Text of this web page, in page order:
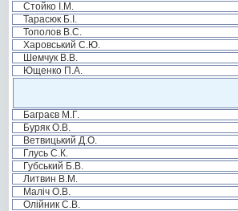
Стойко І.М.
Тарасюк Б.І.
Тополов В.С.
Харовський С.Ю.
Шемчук В.В.
Ющенко П.А.
Баграєв М.Г.
Буряк О.В.
Ветвицький Д.О.
Глусь С.К.
Губський Б.В.
Литвин В.М.
Маліч О.В.
Олійник С.В.